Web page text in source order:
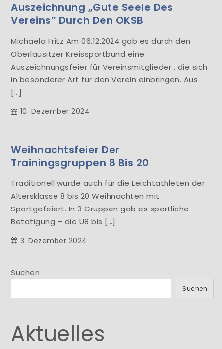
Auszeichnung „Gute Seele Des
Vereins“ Durch Den OKSB
Michaela Fritz Am 06.12.2024 gab es durch den
Oberlausitzer Kreissportbund eine
Auszeichnungsfeier für Vereinsmitglieder , die sich
in besonderer Art für den Verein einbringen. Aus
[…]
10. Dezember 2024
Weihnachtsfeier Der
Trainingsgruppen 8 Bis 20
Traditionell wurde auch für die Leichtathleten der
Altersklasse 8 bis 20 Weihnachten mit
Sportgefeiert. In 3 Gruppen gab es sportliche
Betätigung – die U8 bis […]
3. Dezember 2024
Suchen
Suchen
Aktuelles